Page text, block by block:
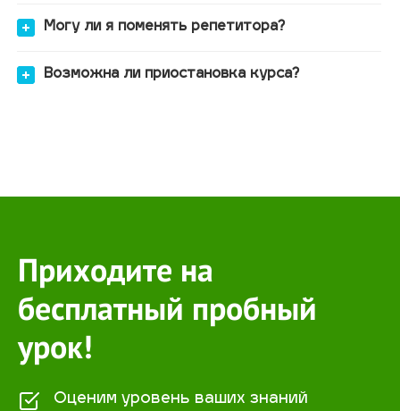
вашей цели.
Могу ли я поменять репетитора?
Возможна ли приостановка курса?
Приходите на
бесплатный пробный
урок!
Оценим уровень ваших знаний